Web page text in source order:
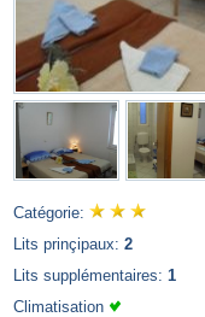
Catégorie:
Lits prinçipaux: 2
Lits supplémentaires: 1
Climatisation